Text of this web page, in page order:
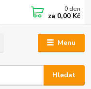
Menu
Hledat
0 den
za 0,00 Kč